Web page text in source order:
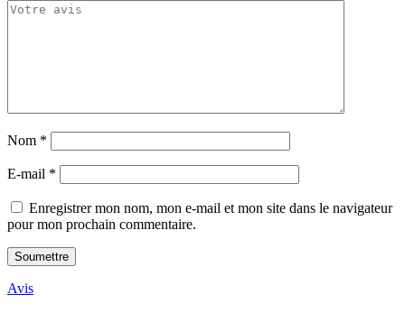
Nom *
E-mail *
Enregistrer mon nom, mon e-mail et mon site dans le navigateur
pour mon prochain commentaire.
Avis